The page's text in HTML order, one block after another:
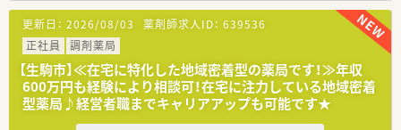
【募集背景と求める人物像について】
■近隣の薬局閉局に伴う処方箋枚数増加に対応するための増員
募集で急募案件となっております。
■非効率だと感じる方よりも、患者様のために行動できる真の地
域密着型志向の人材を求めています。
■地域医療に貢献したいという強い想いを持ち、患者様が喜んで
くださる行動ができる方を歓迎します。
更新日： 2026/08/03 薬剤師求人ID： 639536
正社員
調剤薬局
【生駒市】≪在宅に特化した地域密着型の薬局です！≫年収
600万円も経験により相談可！在宅に注力している地域密着
型薬局♪経営者職までキャリアアップも可能です★